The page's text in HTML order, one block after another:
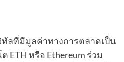
ทัลที่มีมูลค่าทางการตลาดเป็น
ETH หรือ Ethereum ร่วม